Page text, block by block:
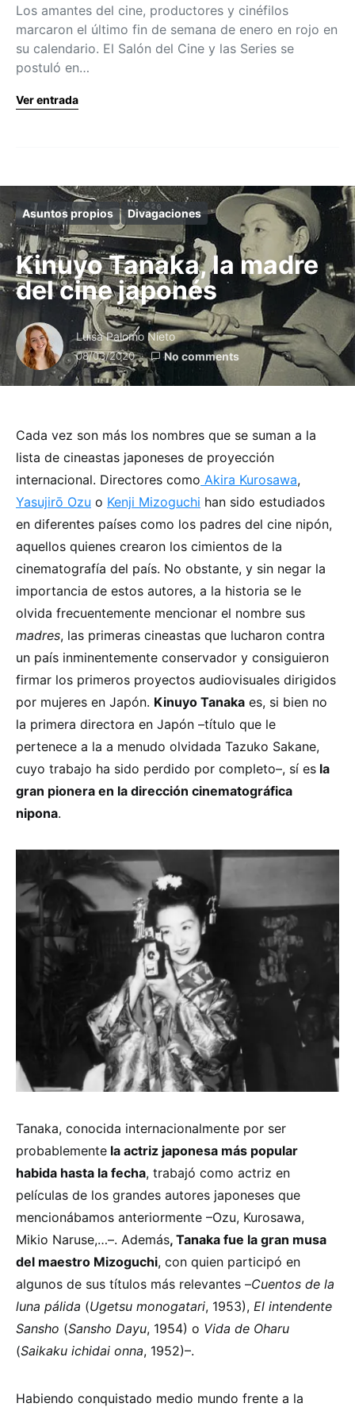
Los amantes del cine, productores y cinéfilos
marcaron el último fin de semana de enero en rojo en
su calendario. El Salón del Cine y las Series se
postuló en…
Ver entrada
Asuntos propios Divagaciones
Kinuyo Tanaka, la madre
del cine japonés
Luisa Palomo Nieto
08/03/2020 No comments
Cada vez son más los nombres que se suman a la
lista de cineastas japoneses de proyección
internacional. Directores como Akira Kurosawa,
Yasujirō Ozu o Kenji Mizoguchi han sido estudiados
en diferentes países como los padres del cine nipón,
aquellos quienes crearon los cimientos de la
cinematografía del país. No obstante, y sin negar la
importancia de estos autores, a la historia se le
olvida frecuentemente mencionar el nombre sus
madres, las primeras cineastas que lucharon contra
un país inminentemente conservador y consiguieron
firmar los primeros proyectos audiovisuales dirigidos
por mujeres en Japón. Kinuyo Tanaka es, si bien no
la primera directora en Japón –título que le
pertenece a la a menudo olvidada Tazuko Sakane,
cuyo trabajo ha sido perdido por completo–, sí es la
gran pionera en la dirección cinematográfica
nipona.
Tanaka, conocida internacionalmente por ser
probablemente la actriz japonesa más popular
habida hasta la fecha, trabajó como actriz en
películas de los grandes autores japoneses que
mencionábamos anteriormente –Ozu, Kurosawa,
Mikio Naruse,…–. Además, Tanaka fue la gran musa
del maestro Mizoguchi, con quien participó en
algunos de sus títulos más relevantes –Cuentos de la
luna pálida (Ugetsu monogatari, 1953), El intendente
Sansho (Sansho Dayu, 1954) o Vida de Oharu
(Saikaku ichidai onna, 1952)–.
Habiendo conquistado medio mundo frente a la